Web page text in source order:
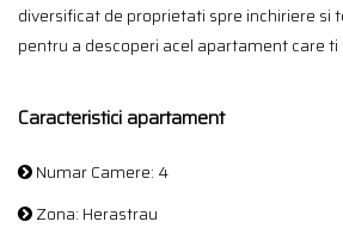
diversificat de proprietati spre inchiriere si
pentru a descoperi acel apartament care
Caracteristici apartament
Numar Camere: 4
Zona: Herastrau